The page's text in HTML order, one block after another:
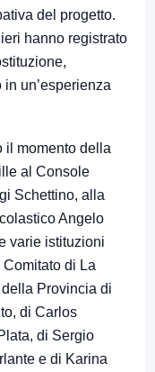
del progetto.
hanno registrato
un’esperienza
il momento della
al Console
Schettino, alla
Angelo
varie istituzioni
di La
Provincia di
di Carlos
di Sergio
e di Karina